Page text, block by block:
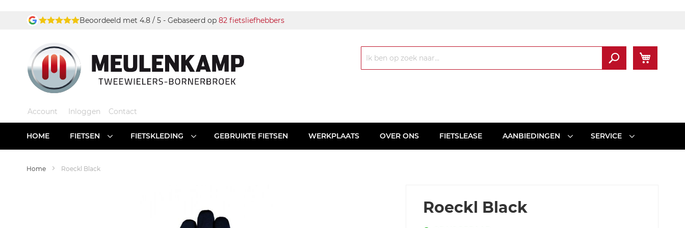
Ga
inhoud
Beoordeeld met 4.8 / 5 - Gebaseerd op 82 fietsliefhebbers
Zoek
Account Inloggen Contact
HOME FIETSEN FIETSKLEDING GEBRUIKTE FIETSEN WERKPLAATS OVER ONS FIETSLEASE AANBIEDINGEN SERVICE
Home Roeckl Black
Roeckl Black